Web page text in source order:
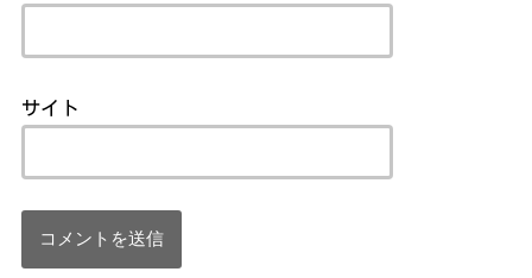
サイト